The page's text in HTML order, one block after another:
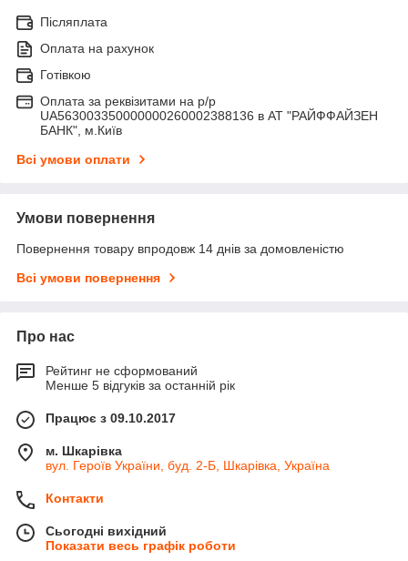
Післяплата
Оплата на рахунок
Готівкою
Оплата за реквізитами на р/р
UA563003350000000260002388136 в АТ "РАЙФФАЙЗЕН
БАНК", м.Київ
Всі умови оплати
Умови повернення
Повернення товару впродовж 14 днів за домовленістю
Всі умови повернення
Про нас
Рейтинг не сформований
Менше 5 відгуків за останній рік
Працює з 09.10.2017
м. Шкарівка
вул. Героїв України, буд. 2-Б, Шкарівка, Україна
Контакти
Сьогодні вихідний
Показати весь графік роботи